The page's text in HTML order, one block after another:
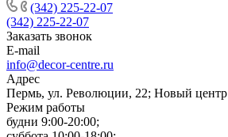
(342) 225-22-07
(342) 225-22-07
Заказать звонок
E-mail
info@decor-centre.ru
Адрес
Пермь, ул. Революции, 22; Новый центр
Режим работы
будни 9:00-20:00;